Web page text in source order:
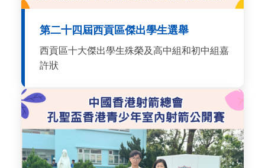
第二十四屆西貢區傑出學生選舉
西貢區十大傑出學生殊榮及高中組和初中組嘉
許狀